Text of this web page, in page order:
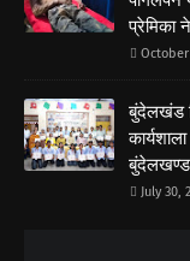
प्रेमिका
October
बुंदेलखंड
July 30,